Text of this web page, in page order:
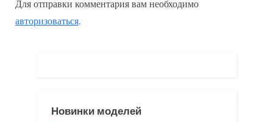
д
у
у
ю
а
Для отправки комментария вам необходимо
авторизоваться.
Новинки моделей